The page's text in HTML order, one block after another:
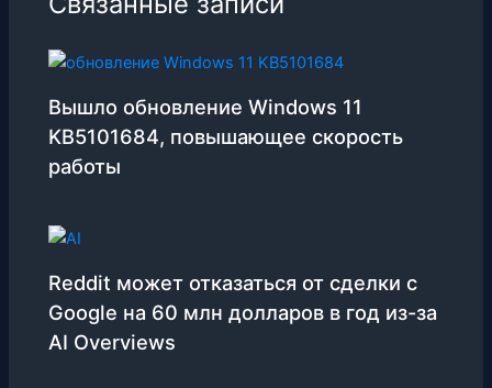
Вышло обновление Windows 11
KB5101684, повышающее скорость
работы
Reddit может отказаться от сделки с
Google на 60 млн долларов в год из-за
AI Overviews